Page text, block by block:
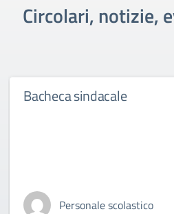
Circolari, notizie,
Bacheca sindacale
Personale scolastico